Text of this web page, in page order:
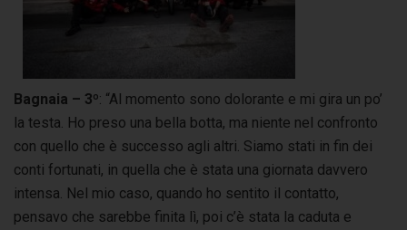
Bagnaia – 3º: “Al momento sono dolorante e mi gira un po’
la testa. Ho preso una bella botta, ma niente nel confronto
con quello che è successo agli altri. Siamo stati in fin dei
conti fortunati, in quella che è stata una giornata davvero
intensa. Nel mio caso, quando ho sentito il contatto,
pensavo che sarebbe finita lì, poi c’è stata la caduta e